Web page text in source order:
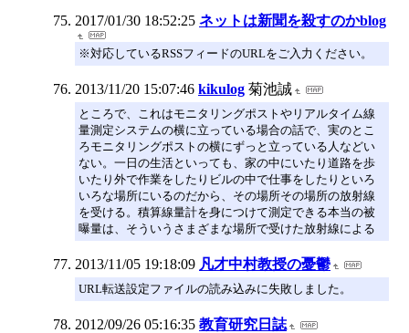
2017/01/30 18:52:25 ネットは新聞を殺すのかblog
※対応しているRSSフィードのURLをご入力ください。
2013/11/20 15:07:46 kikulog 菊池誠
ところで、これはモニタリングポストやリアルタイム線
量測定システムの横に立っている場合の話で、実のとこ
ろモニタリングポストの横にずっと立っている人などい
ない。一日の生活といっても、家の中にいたり道路を歩
いたり外で作業をしたりビルの中で仕事をしたりといろ
いろな場所にいるのだから、その場所その場所の放射線
を受ける。積算線量計を身につけて測定できる本当の被
曝量は、そういうさまざまな場所で受けた放射線による
2013/11/05 19:18:09 凡才中村教授の憂鬱
URL転送設定ファイルの読み込みに失敗しました。
2012/09/26 05:16:35 教育研究日誌